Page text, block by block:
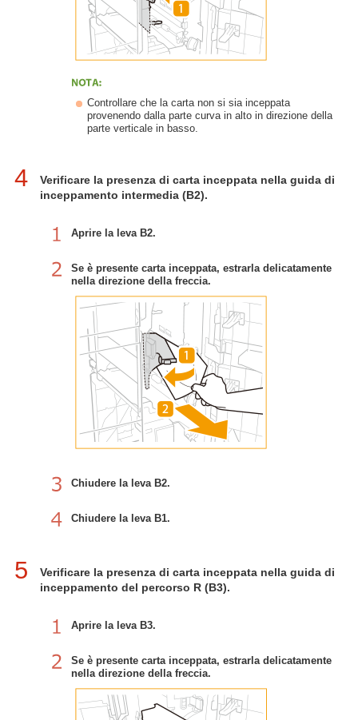
Controllare che la carta non si sia inceppata
provenendo dalla parte curva in alto in direzione della
parte verticale in basso.
4
Verificare la presenza di carta inceppata nella guida di
inceppamento intermedia (B2).
Aprire la leva B2.
Se è presente carta inceppata, estrarla delicatamente
nella direzione della freccia.
Chiudere la leva B2.
Chiudere la leva B1.
5
Verificare la presenza di carta inceppata nella guida di
inceppamento del percorso R (B3).
Aprire la leva B3.
Se è presente carta inceppata, estrarla delicatamente
nella direzione della freccia.